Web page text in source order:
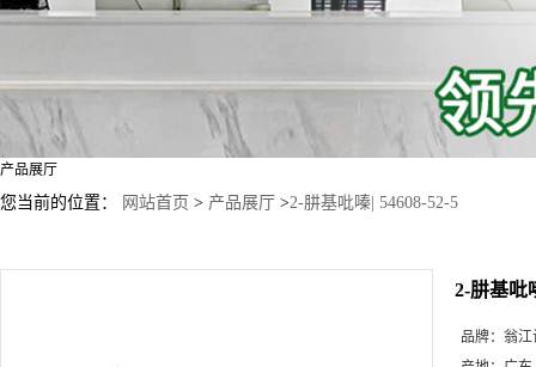
产品展厅
您当前的位置： 网站首页 > 产品展厅 >2-肼基吡嗪| 54608-52-5
2-肼基吡
品牌： 翁江